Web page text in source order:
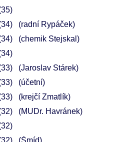
35
34
(radní Rypáček)
34
(chemik Stejskal)
34
33
(Jaroslav Stárek)
33
(účetní)
33
(krejčí Zmatlík)
32
(MUDr. Havránek)
32
32 (Šmíd)